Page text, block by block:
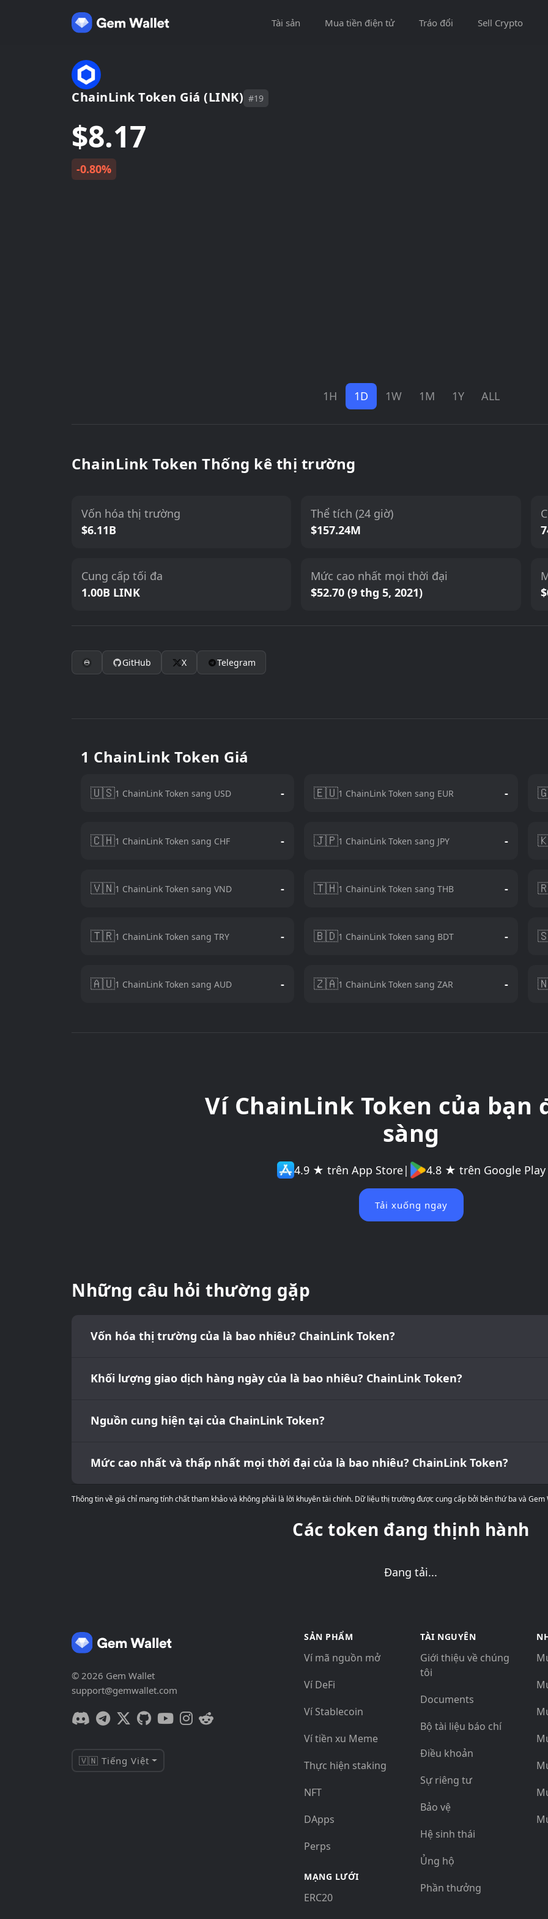
Tài sản Mua tiền điện tử Tráo đổi Sell Crypto
ChainLink Token Giá (LINK) #19
$8.17
-0.80%
1H 1D 1W 1M 1Y ALL
ChainLink Token Thống kê thị trường
Vốn hóa thị trường
$6.11B
Thể tích (24 giờ)
$157.24M
Cung cấp tối đa
1.00B LINK
Mức cao nhất mọi thời đại
$52.70 (9 thg 5, 2021)
GitHub X Telegram
1 ChainLink Token Giá
🇺🇸1 ChainLink Token sang USD - 🇪🇺1 ChainLink Token sang EUR -
🇨🇭1 ChainLink Token sang CHF - 🇯🇵1 ChainLink Token sang JPY -
🇻🇳1 ChainLink Token sang VND - 🇹🇭1 ChainLink Token sang THB -
🇹🇷1 ChainLink Token sang TRY - 🇧🇩1 ChainLink Token sang BDT -
🇦🇺1 ChainLink Token sang AUD - 🇿🇦1 ChainLink Token sang ZAR -
Ví ChainLink Token của bạn
sàng
4.9 ★ trên App Store| 4.8 ★ trên Google Play
Tải xuống ngay
Những câu hỏi thường gặp
Vốn hóa thị trường của là bao nhiêu? ChainLink Token?
Khối lượng giao dịch hàng ngày của là bao nhiêu? ChainLink Token?
Nguồn cung hiện tại của ChainLink Token?
Mức cao nhất và thấp nhất mọi thời đại của là bao nhiêu? ChainLink Token?
Thông tin về giá chỉ mang tính chất tham khảo và không phải là lời khuyên tài chính. Dữ liệu thị trường được cung cấp bởi bên thứ ba và
Các token đang thịnh hành
Đang tải...
© 2026 Gem Wallet
support@gemwallet.com
🇻🇳 Tiếng Việt
SẢN PHẨM
Ví mã nguồn mở
Ví DeFi
Ví Stablecoin
Ví tiền xu Meme
Thực hiện staking
NFT
DApps
Perps
MẠNG LƯỚI
ERC20
TÀI NGUYÊN
Giới thiệu về chúng
tôi
Documents
Bộ tài liệu báo chí
Điều khoản
Sự riêng tư
Bảo vệ
Hệ sinh thái
Ủng hộ
Phần thưởng